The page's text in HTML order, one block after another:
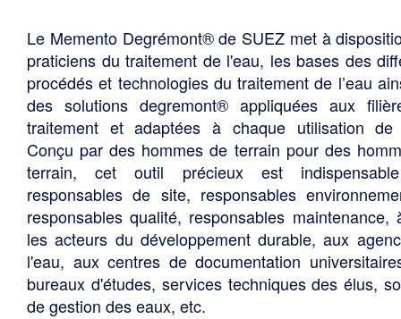
Le Memento Degrémont® de SUEZ met à
praticiens du traitement de l'eau, les bases des
procédés et technologies du traitement de l’eau
des solutions degremont® appliquées aux
traitement et adaptées à chaque utilisation de
Conçu par des hommes de terrain pour des
terrain, cet outil précieux est
responsables de site, responsables
responsables qualité, responsables maintenance,
les acteurs du développement durable, aux
l'eau, aux centres de documentation
bureaux d'études, services techniques des élus,
de gestion des eaux, etc.